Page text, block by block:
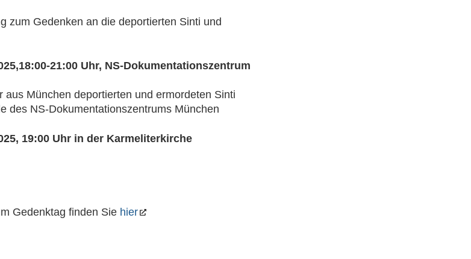
zum Gedenken an die deportierten Sinti und
21:00 Uhr, NS-Dokumentationszentrum
aus München deportierten und ermordeten Sinti
des NS-Dokumentationszentrums München
19:00 Uhr in der Karmeliterkirche
Gedenktag finden Sie hier